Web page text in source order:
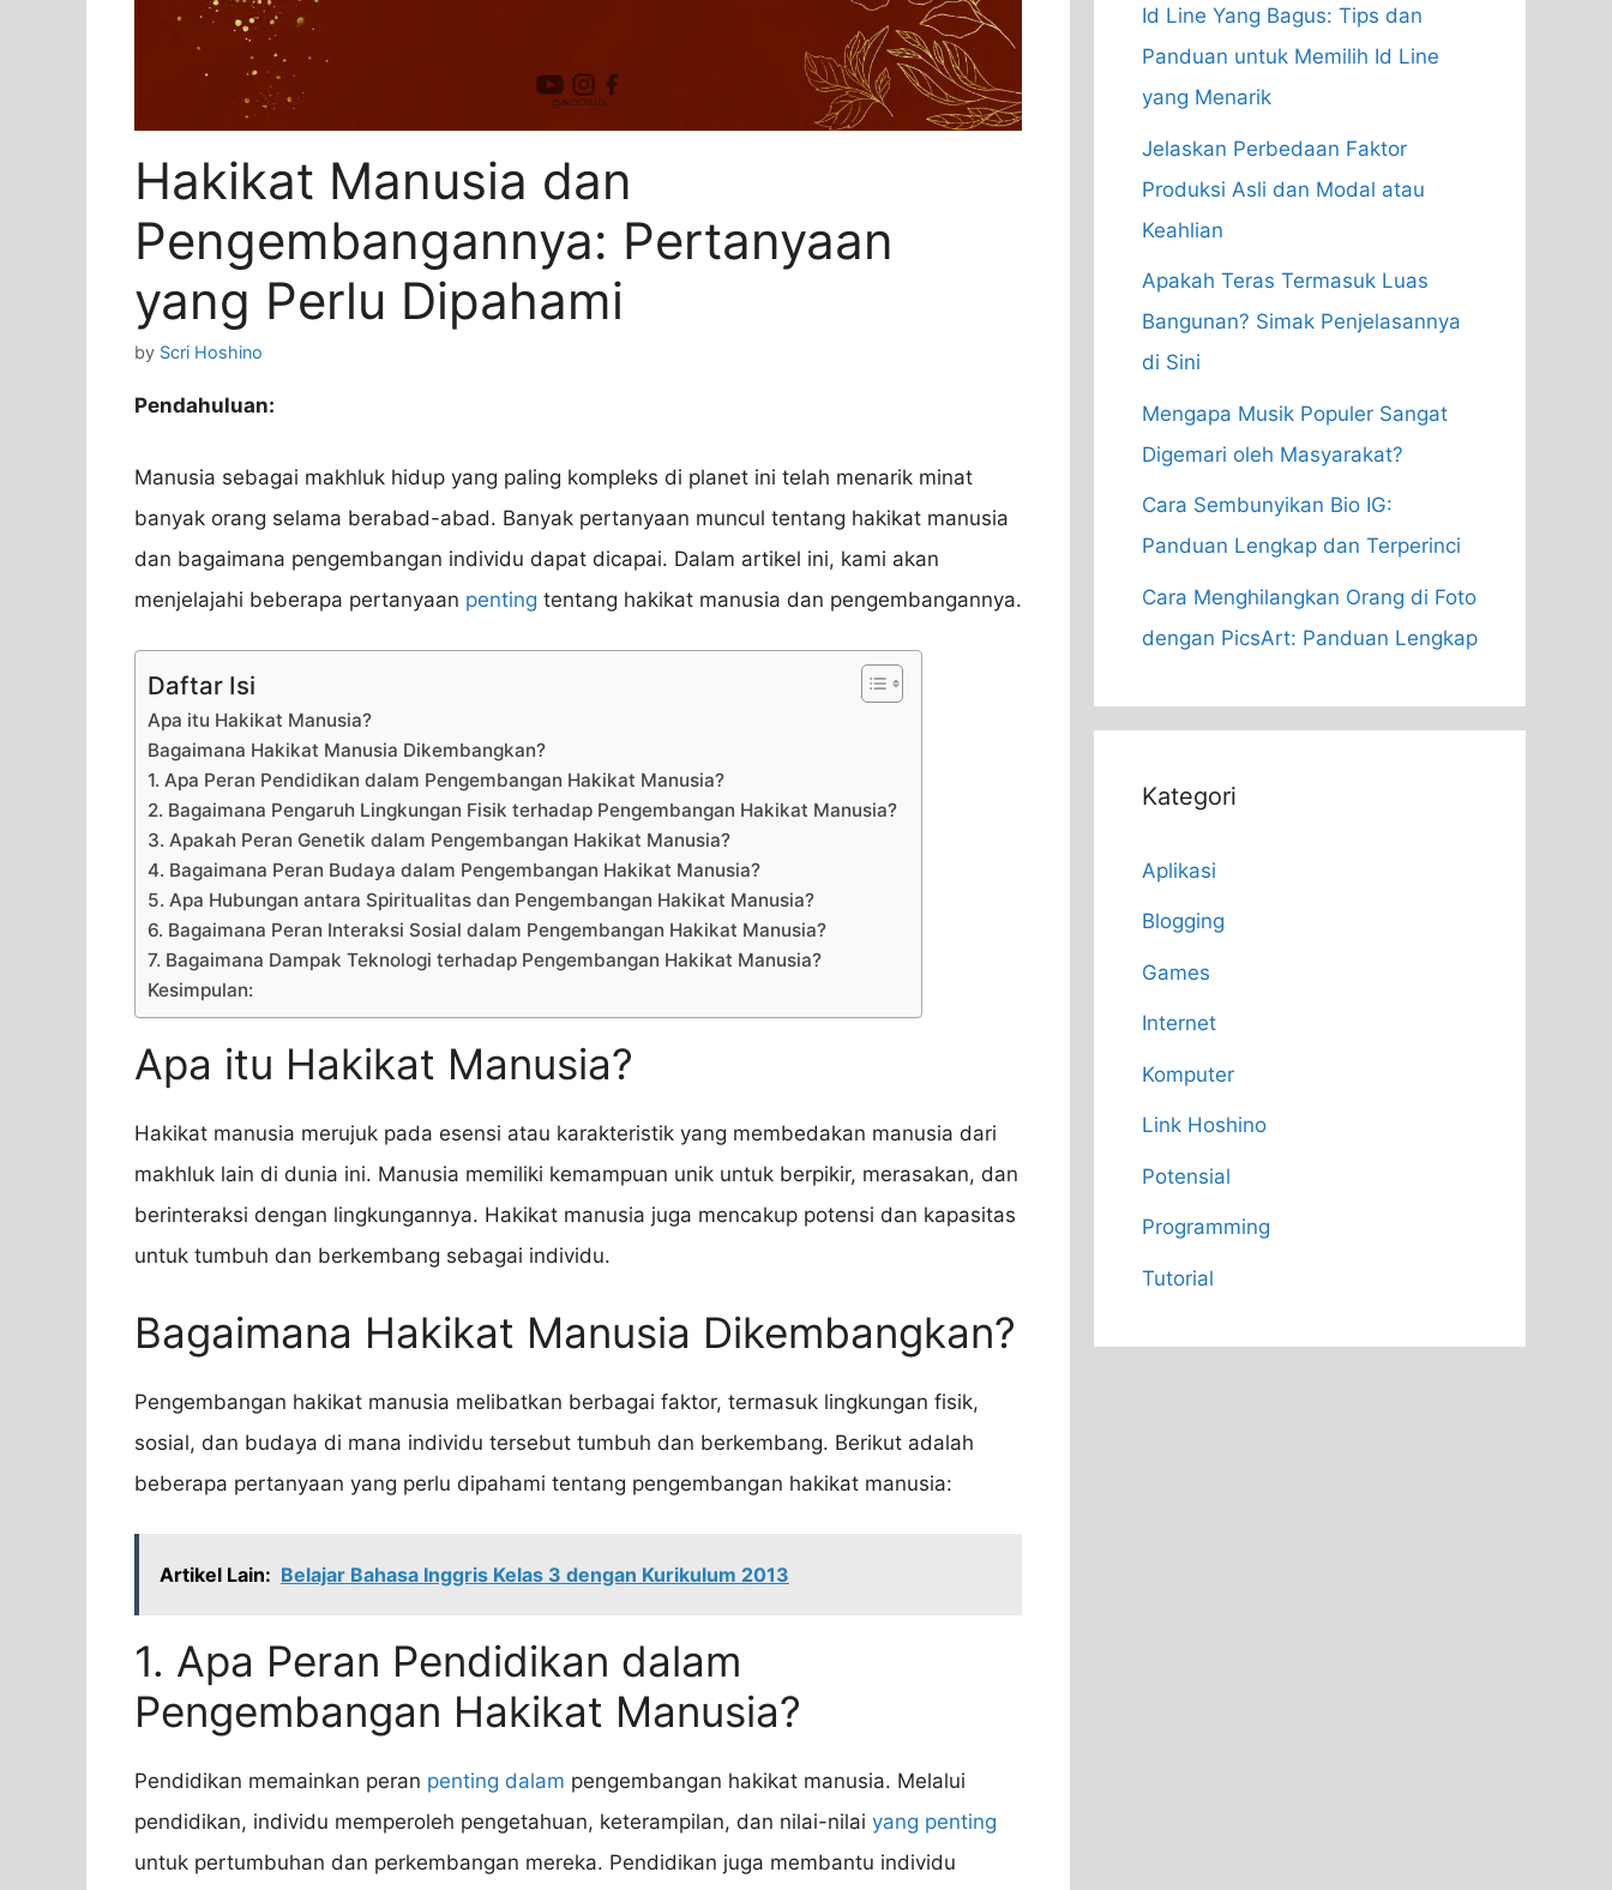
Hakikat Manusia dan
Pengembangannya: Pertanyaan
yang Perlu Dipahami
by Scri Hoshino
Pendahuluan:
Manusia sebagai makhluk hidup yang paling kompleks di planet ini telah menarik minat
banyak orang selama berabad-abad. Banyak pertanyaan muncul tentang hakikat manusia
dan bagaimana pengembangan individu dapat dicapai. Dalam artikel ini, kami akan
menjelajahi beberapa pertanyaan penting tentang hakikat manusia dan pengembangannya.
Daftar Isi
Apa itu Hakikat Manusia?
Bagaimana Hakikat Manusia Dikembangkan?
1. Apa Peran Pendidikan dalam Pengembangan Hakikat Manusia?
2. Bagaimana Pengaruh Lingkungan Fisik terhadap Pengembangan Hakikat Manusia?
3. Apakah Peran Genetik dalam Pengembangan Hakikat Manusia?
4. Bagaimana Peran Budaya dalam Pengembangan Hakikat Manusia?
5. Apa Hubungan antara Spiritualitas dan Pengembangan Hakikat Manusia?
6. Bagaimana Peran Interaksi Sosial dalam Pengembangan Hakikat Manusia?
7. Bagaimana Dampak Teknologi terhadap Pengembangan Hakikat Manusia?
Kesimpulan:
Apa itu Hakikat Manusia?
Hakikat manusia merujuk pada esensi atau karakteristik yang membedakan manusia dari
makhluk lain di dunia ini. Manusia memiliki kemampuan unik untuk berpikir, merasakan, dan
berinteraksi dengan lingkungannya. Hakikat manusia juga mencakup potensi dan kapasitas
untuk tumbuh dan berkembang sebagai individu.
Bagaimana Hakikat Manusia Dikembangkan?
Pengembangan hakikat manusia melibatkan berbagai faktor, termasuk lingkungan fisik,
sosial, dan budaya di mana individu tersebut tumbuh dan berkembang. Berikut adalah
beberapa pertanyaan yang perlu dipahami tentang pengembangan hakikat manusia:
Artikel Lain: Belajar Bahasa Inggris Kelas 3 dengan Kurikulum 2013
1. Apa Peran Pendidikan dalam
Pengembangan Hakikat Manusia?
Pendidikan memainkan peran penting dalam pengembangan hakikat manusia. Melalui
pendidikan, individu memperoleh pengetahuan, keterampilan, dan nilai-nilai yang penting
untuk pertumbuhan dan perkembangan mereka. Pendidikan juga membantu individu
Id Line Yang Bagus: Tips dan
Panduan untuk Memilih Id Line
yang Menarik
Jelaskan Perbedaan Faktor
Produksi Asli dan Modal atau
Keahlian
Apakah Teras Termasuk Luas
Bangunan? Simak Penjelasannya
di Sini
Mengapa Musik Populer Sangat
Digemari oleh Masyarakat?
Cara Sembunyikan Bio IG:
Panduan Lengkap dan Terperinci
Cara Menghilangkan Orang di Foto
dengan PicsArt: Panduan Lengkap
Kategori
Aplikasi
Blogging
Games
Internet
Komputer
Link Hoshino
Potensial
Programming
Tutorial